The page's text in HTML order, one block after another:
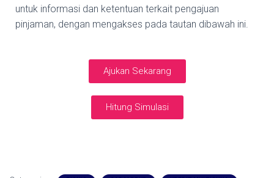
untuk informasi dan ketentuan terkait pengajuan
pinjaman, dengan mengakses pada tautan dibawah ini.
Ajukan Sekarang
Hitung Simulasi